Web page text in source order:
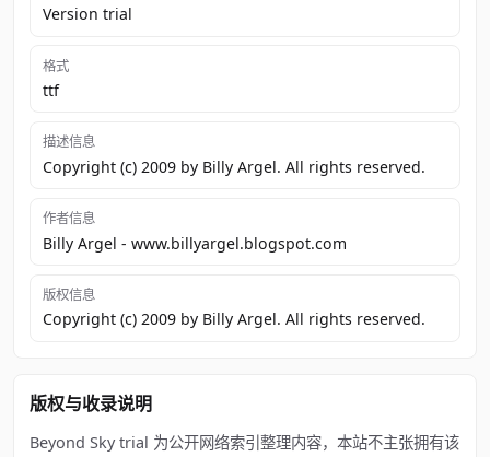
Version trial
格式
ttf
描述信息
Copyright (c) 2009 by Billy Argel. All rights reserved.
作者信息
Billy Argel - www.billyargel.blogspot.com
版权信息
Copyright (c) 2009 by Billy Argel. All rights reserved.
版权与收录说明
Beyond Sky trial 为公开网络索引整理内容，本站不主张拥有该